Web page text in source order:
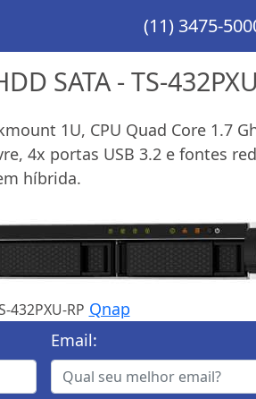
(11) 3475-
SATA - TS-
1U, CPU Quad Core 1.7
4x portas USB 3.2 e fontes
híbrida.
432PXU-RP Qnap
Email: